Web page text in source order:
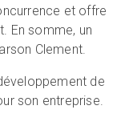
et offre
En somme, un
Clement.
de
son entreprise.